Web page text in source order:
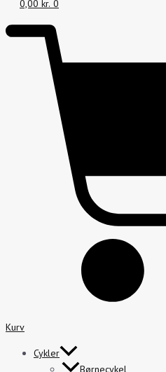
0,00 kr. 0
Kurv
Cykler
Børnecykel